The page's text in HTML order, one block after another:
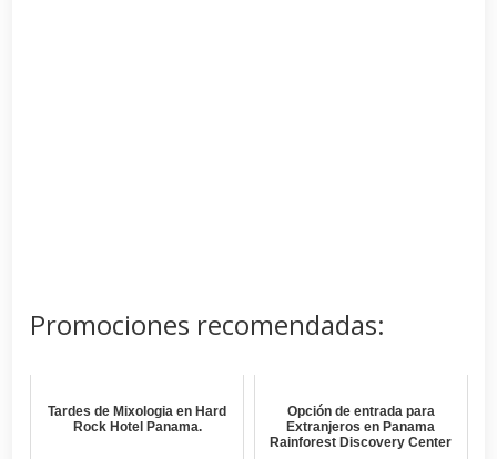
Promociones recomendadas:
Tardes de Mixologia en Hard
Rock Hotel Panama.
Opción de entrada para
Extranjeros en Panama
Rainforest Discovery Center